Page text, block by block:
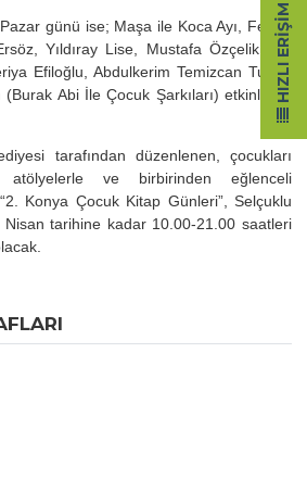
günü ise; Maşa ile Koca Ayı, Feride
Yıldıray Lise, Mustafa Özçelik, Elif
Efiloğlu, Abdulkerim Temizcan Tuğba
Abi İle Çocuk Şarkıları) etkinlikleri
tarafından düzenlenen, çocukları
atölyelerle ve birbirinden eğlenceli
Konya Çocuk Kitap Günleri”, Selçuklu
Nisan tarihine kadar 10.00-21.00 saatleri
HIZLI ERIŞIM